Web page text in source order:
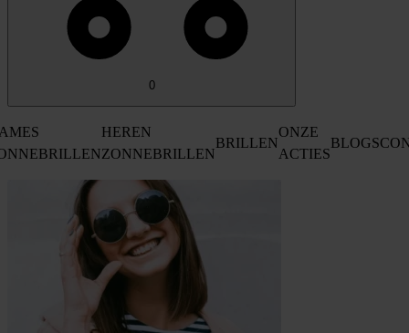
0
HEREN
ZONNEBRILLEN
BRILLEN
ONZE
ACTIES
BLOGS